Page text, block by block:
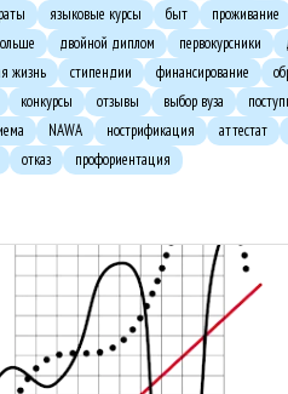
языковые курсы быт проживание
двойной диплом первокурсники
жизнь стипендии финансирование
конкурсы отзывы выбор вуза
NAWA нострификация аттестат
отказ профориентация